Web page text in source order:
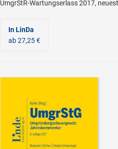
UmgrStR-Wartungserlass 2017,
In LinDa
ab 27,25 €